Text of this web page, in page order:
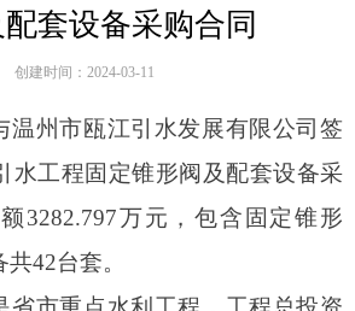
套设备采购合同
创建时间： 2024-03-11
温州市瓯江引水发展有限公司签
水工程固定锥形阀及配套设备采
3282.797万元，包含 固定锥形
共42台套。